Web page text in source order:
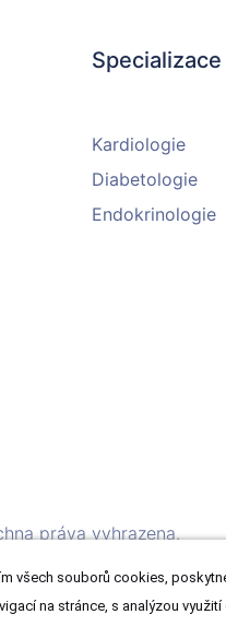
Specializace
Kardiologie
Diabetologie
Endokrinologie
práva vyhrazena.
všech souborů cookies,
na stránce, s analýzou